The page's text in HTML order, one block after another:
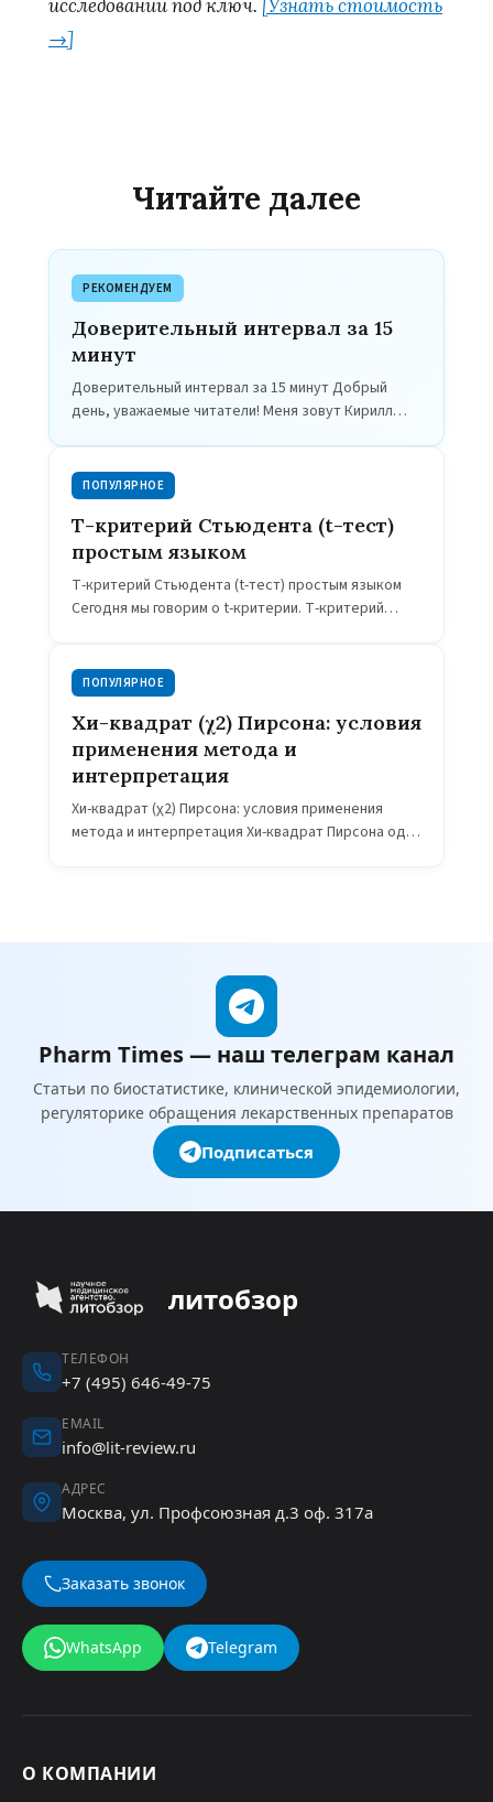
исследований под ключ. [Узнать стоимость
→]
Читайте далее
РЕКОМЕНДУЕМ
Доверительный интервал за 15
минут
Доверительный интервал за 15 минут Добрый
день, уважаемые читатели! Меня зовут Кирилл
беседы будет «Доверительный интервал». Что…
ПОПУЛЯРНОЕ
Т-критерий Стьюдента (t-тест)
простым языком
Т-критерий Стьюдента (t-тест) простым языком
Сегодня мы говорим о t-критерии. Т-критерий
называют парный Т-критерий Стьюдента, t-test,
two-sample…
ПОПУЛЯРНОЕ
Хи-квадрат (χ2) Пирсона: условия
применения метода и
интерпретация
Хи-квадрат (χ2) Пирсона: условия применения
метода и интерпретация Хи-квадрат Пирсона один
Pharm Times — наш телеграм канал
Статьи по биостатистике, клинической эпидемиологии,
регуляторике обращения лекарственных препаратов
Подписаться
литобзор
ТЕЛЕФОН
+7 (495) 646-49-75
EMAIL
info@lit-review.ru
АДРЕС
Москва, ул. Профсоюзная д.3 оф. 317а
Заказать звонок
WhatsApp Telegram
О КОМПАНИИ